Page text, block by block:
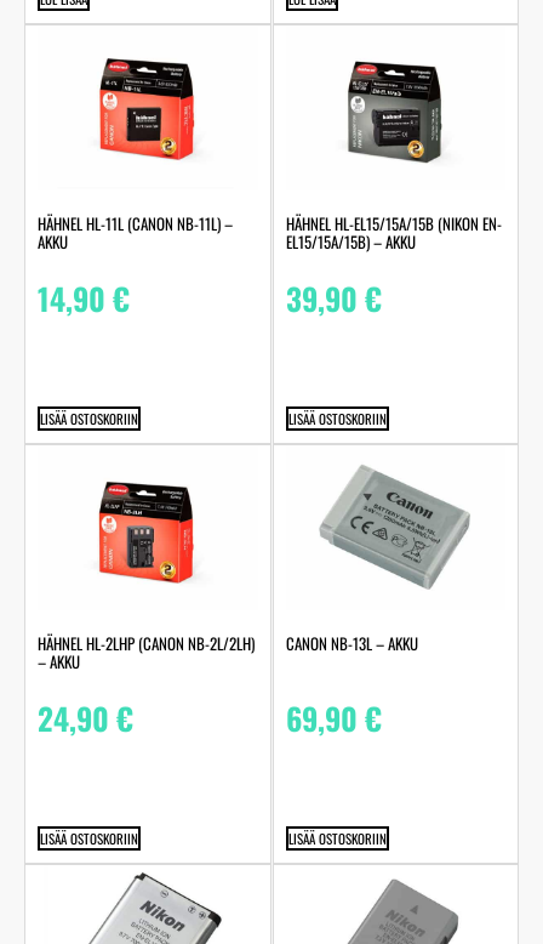
HÄHNEL HL-11L (CANON NB-11L) –
AKKU
14,90€
LISÄÄ OSTOSKORIIN
HÄHNEL HL-EL15/15A/15B (NIKON EN-
EL15/15A/15B) – AKKU
39,90€
LISÄÄ OSTOSKORIIN
HÄHNEL HL-2LHP (CANON NB-2L/2LH)
– AKKU
24,90€
LISÄÄ OSTOSKORIIN
CANON NB-13L – AKKU
69,90€
LISÄÄ OSTOSKORIIN